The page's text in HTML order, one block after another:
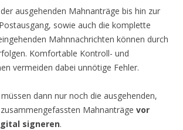
ausgehenden Mahnanträge bis hin zur
sowie auch die komplette
Mahnnachrichten können durch
Komfortable Kontroll- und
vermeiden dabei unnötige Fehler.
dann nur noch die ausgehenden,
Mahnanträge vor
signeren.